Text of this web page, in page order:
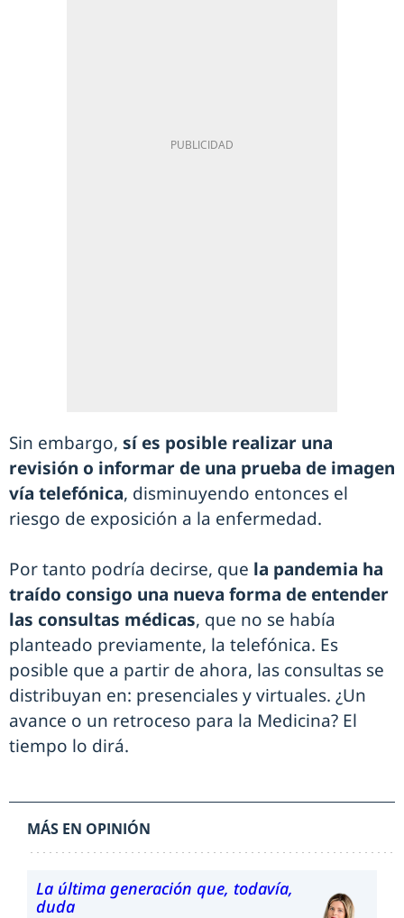
Sin embargo, sí es posible realizar una
revisión o informar de una prueba de imagen
vía telefónica, disminuyendo entonces el
riesgo de exposición a la enfermedad.
Por tanto podría decirse, que la pandemia ha
traído consigo una nueva forma de entender
las consultas médicas, que no se había
planteado previamente, la telefónica. Es
posible que a partir de ahora, las consultas se
distribuyan en: presenciales y virtuales. ¿Un
avance o un retroceso para la Medicina? El
tiempo lo dirá.
MÁS EN OPINIÓN
La última generación que, todavía,
duda